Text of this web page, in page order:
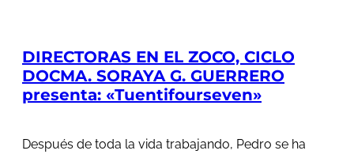
DIRECTORAS EN EL ZOCO, CICLO
DOCMA. SORAYA G. GUERRERO
presenta: «Tuentifourseven»
Después de toda la vida trabajando, Pedro se ha